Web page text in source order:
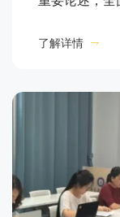
（以下简称“
会议，全体教
了解详情